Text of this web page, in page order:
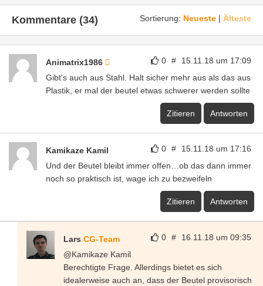
Sortierung: Neueste | Älteste
Kommentare (34)
0 # 15.11.18 um 17:09
Animatrix1986
Gibt's auch aus Stahl. Halt sicher mehr aus als das aus
Plastik, er mal der beutel etwas schwerer werden sollte
Zitieren Antworten
0 # 15.11.18 um 17:16
Kamikaze Kamil
Und der Beutel bleibt immer offen…ob das dann immer
noch so praktisch ist, wage ich zu bezweifeln
Zitieren Antworten
0 # 16.11.18 um 09:35
Lars CG-Team
@Kamikaze Kamil
Berechtigte Frage. Allerdings bietet es sich
idealerweise auch an, dass der Beutel provisorisch